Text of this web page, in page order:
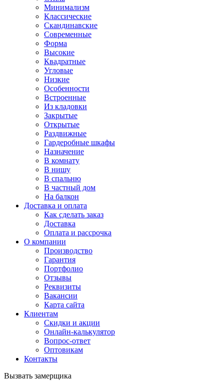
Минимализм
Классические
Скандинавские
Современные
Форма
Высокие
Квадратные
Угловые
Низкие
Особенности
Встроенные
Из кладовки
Закрытые
Открытые
Раздвижные
Гардеробные шкафы
Назначение
В комнату
В нишу
В спальню
В частный дом
На балкон
Доставка и оплата
Как сделать заказ
Доставка
Оплата и рассрочка
О компании
Производство
Гарантия
Портфолио
Отзывы
Реквизиты
Вакансии
Карта сайта
Клиентам
Скидки и акции
Онлайн-калькулятор
Вопрос-ответ
Оптовикам
Контакты
Вызвать замерщика